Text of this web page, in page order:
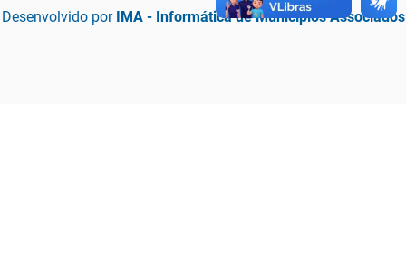
Desenvolvido por IMA - Informática de Municípios Associados